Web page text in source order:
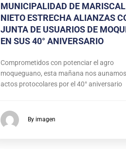
MUNICIPALIDAD DE MARISCAL
NIETO ESTRECHA ALIANZAS
JUNTA DE USUARIOS DE
EN SUS 40° ANIVERSARIO
Comprometidos con potenciar el agro
moqueguano, esta mañana nos
actos protocolares por el 40° aniversario
By imagen